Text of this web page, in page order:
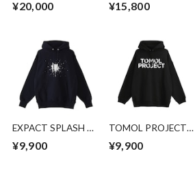
ズ＆デザイン制作プ
¥20,000 ¥15,800
EXPACT SPLASH パ
¥9,900
TOMOL PROJECT
¥9,900